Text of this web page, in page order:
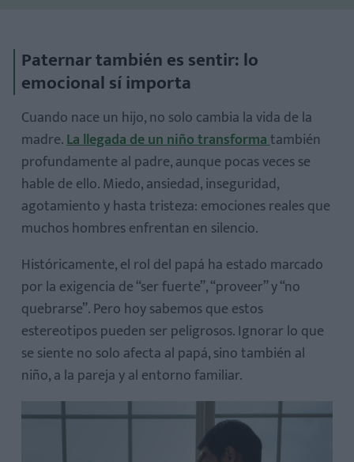
1. Normalizar que pedir ayuda es necesario
2. Cuidar el cuerpo para cuidar la mente
3. Buscar momentos para sí mismos
4. Hablar de lo que sienten
Paternar también es sentir: lo
emocional sí importa
Cuando nace un hijo, no solo cambia la vida de la
madre.La llegada de un niño transformatambién
profundamente al padre, aunque pocas veces se
hable de ello. Miedo, ansiedad, inseguridad,
agotamiento y hasta tristeza: emociones reales que
muchos hombres enfrentan en silencio.
Históricamente, el rol del papá ha estado marcado
por la exigencia de “ser fuerte”, “proveer” y “no
quebrarse”. Pero hoy sabemos que estos
estereotipos pueden ser peligrosos. Ignorar lo que
se siente no solo afecta al papá, sino también al
niño, a la pareja y al entorno familiar.